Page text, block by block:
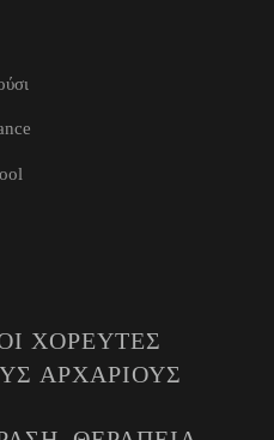
ΧΟΡΕΥΤΈΣ
ΑΡΧΆΡΙΟΥΣ